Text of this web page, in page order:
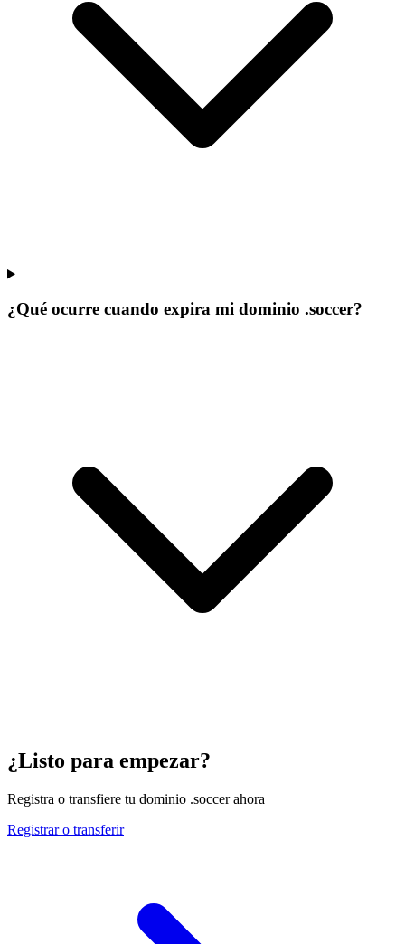
¿Qué ocurre cuando expira mi dominio .soccer?
¿Listo para empezar?
Registra o transfiere tu dominio .soccer ahora
Registrar o transferir